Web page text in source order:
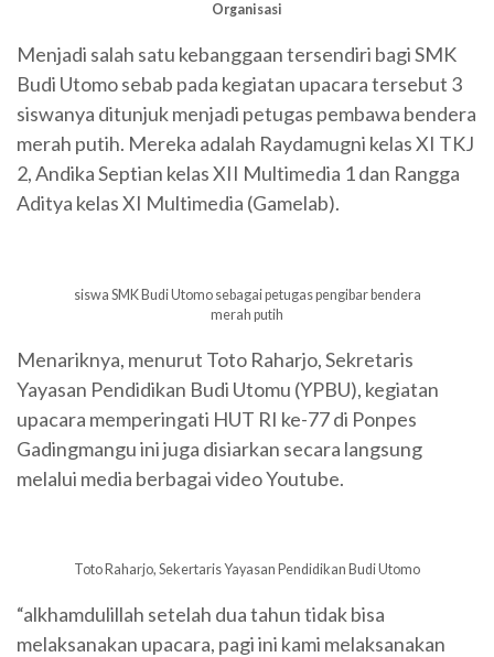
Organisasi
Menjadi salah satu kebanggaan tersendiri bagi SMK
Budi Utomo sebab pada kegiatan upacara tersebut 3
siswanya ditunjuk menjadi petugas pembawa bendera
merah putih. Mereka adalah Raydamugni kelas XI TKJ
2, Andika Septian kelas XII Multimedia 1 dan Rangga
Aditya kelas XI Multimedia (Gamelab).
siswa SMK Budi Utomo sebagai petugas pengibar bendera
merah putih
Menariknya, menurut Toto Raharjo, Sekretaris
Yayasan Pendidikan Budi Utomu (YPBU), kegiatan
upacara memperingati HUT RI ke-77 di Ponpes
Gadingmangu ini juga disiarkan secara langsung
melalui media berbagai video Youtube.
Toto Raharjo, Sekertaris Yayasan Pendidikan Budi Utomo
“alkhamdulillah setelah dua tahun tidak bisa
melaksanakan upacara, pagi ini kami melaksanakan